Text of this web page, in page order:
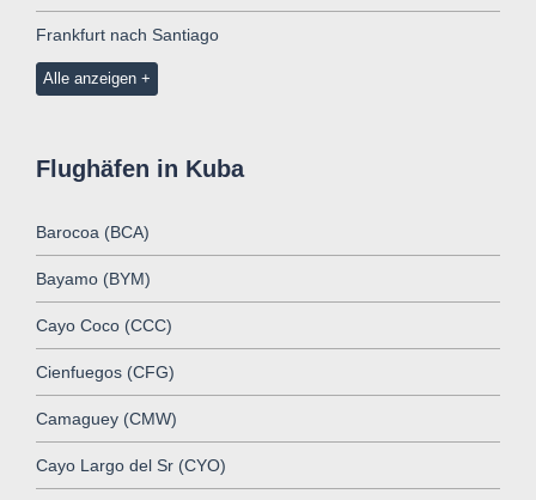
Frankfurt nach Santiago
Alle anzeigen
Flughäfen in Kuba
Barocoa (BCA)
Bayamo (BYM)
Cayo Coco (CCC)
Cienfuegos (CFG)
Camaguey (CMW)
Cayo Largo del Sr (CYO)